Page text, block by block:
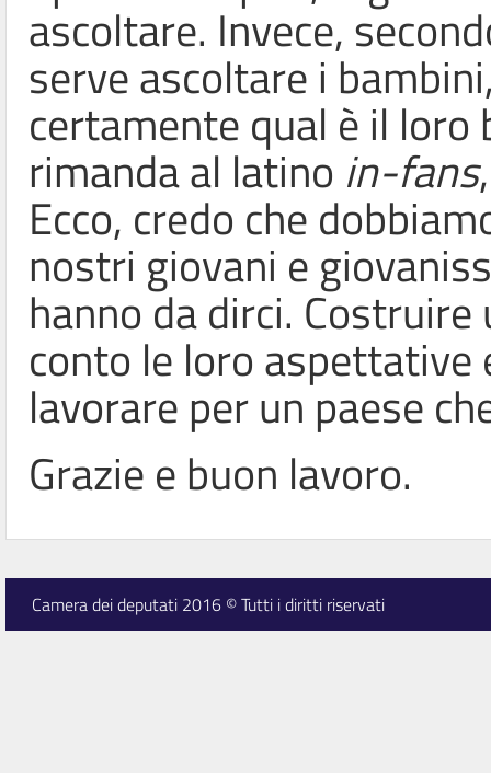
ascoltare. Invece,
serve ascoltare i
certamente qual è il loro
rimanda al latino in-fans
Ecco, credo che
nostri giovani e
hanno da dirci.
conto le loro
lavorare per un paese
Grazie e buon lavoro.
Camera dei deputati 2016 © Tutti i diritti riservati